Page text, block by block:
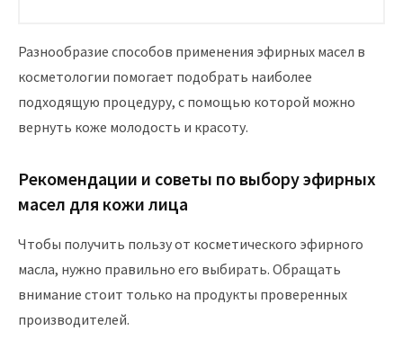
Разнообразие способов применения эфирных масел в
косметологии помогает подобрать наиболее
подходящую процедуру, с помощью которой можно
вернуть коже молодость и красоту.
Рекомендации и советы по выбору эфирных
масел для кожи лица
Чтобы получить пользу от косметического эфирного
масла, нужно правильно его выбирать. Обращать
внимание стоит только на продукты проверенных
производителей.